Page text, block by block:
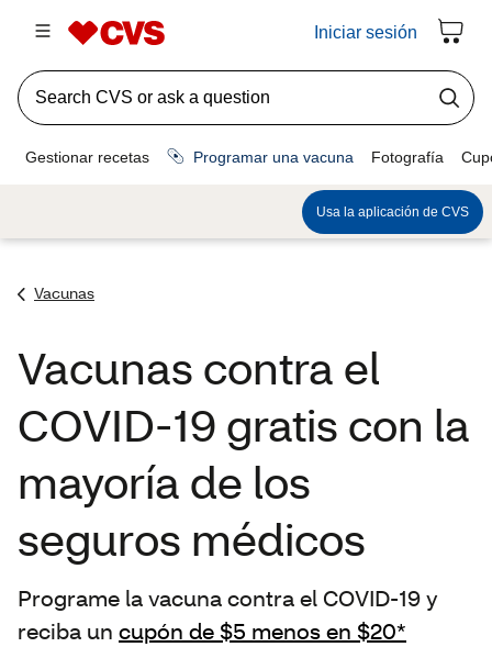
Vacunas
Vacunas contra el
COVID-19 gratis con la
mayoría de los
seguros médicos
Programe la vacuna contra el COVID-19 y
reciba un cupón de $5 menos en $20*